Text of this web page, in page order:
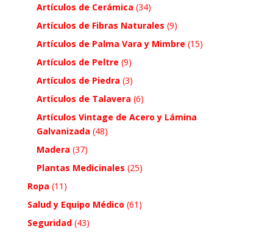
Artículos de Cerámica (34)
Artículos de Fibras Naturales (9)
Artículos de Palma Vara y Mimbre (15)
Artículos de Peltre (9)
Artículos de Piedra (3)
Artículos de Talavera (6)
Artículos Vintage de Acero y Lámina
Galvanizada (48)
Madera (37)
Plantas Medicinales (25)
Ropa (11)
Salud y Equipo Médico (61)
Seguridad (43)